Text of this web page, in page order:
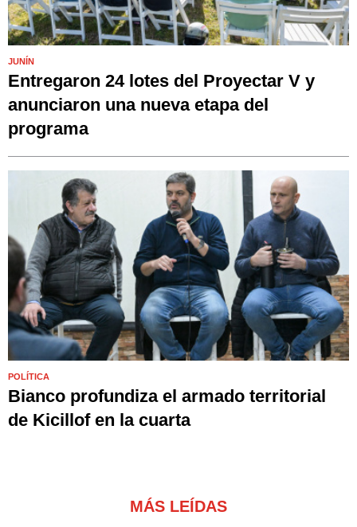
JUNÍN
Entregaron 24 lotes del Proyectar V y
anunciaron una nueva etapa del
programa
POLÍTICA
Bianco profundiza el armado territorial
de Kicillof en la cuarta
MÁS LEÍDAS